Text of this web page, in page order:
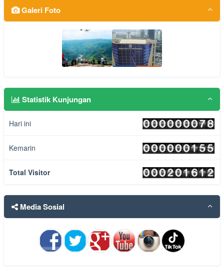
Galeri Foto
Statistik Kunjungan
Hari ini
Kemarin
Total Visitor
Media Sosial